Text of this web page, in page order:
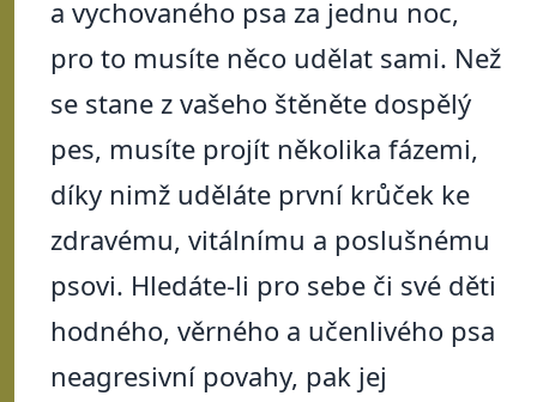
a vychovaného psa za jednu noc,
pro to musíte něco udělat sami. Než
se stane z vašeho štěněte dospělý
pes, musíte projít několika fázemi,
díky nimž uděláte první krůček ke
zdravému, vitálnímu a poslušnému
psovi. Hledáte-li pro sebe či své děti
hodného, věrného a učenlivého psa
neagresivní povahy, pak jej